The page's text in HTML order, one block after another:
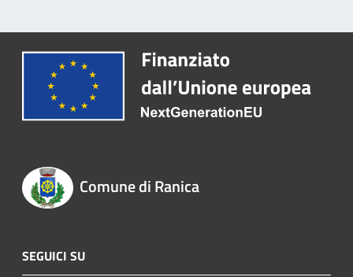
Comune di Ranica
SEGUICI SU